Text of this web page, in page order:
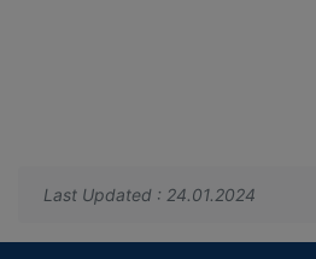
Last Updated : 24.01.2024